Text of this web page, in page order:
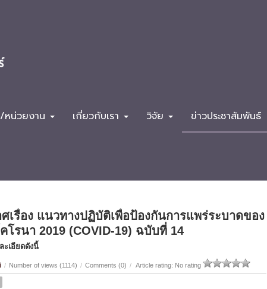
หน่วยงาน เกี่ยวกับเรา วิจัย ข่าวประชาสัมพันธ์
เรื่อง แนวทางปฏิบัติเพื่อป้องกันการแพร่ระบาดของ
โรนา 2019 (COVID-19) ฉบับที่ 14
ะเอียดดังนี้
/ Number of views (1114) / Comments (0) / Article rating: No rating